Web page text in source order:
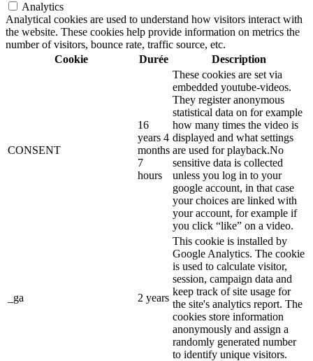
Analytics
Analytical cookies are used to understand how visitors interact with
the website. These cookies help provide information on metrics the
number of visitors, bounce rate, traffic source, etc.
Cookie
Durée Description
CONSENT
16
years 4
months
7
hours
These cookies are set via
embedded youtube-videos.
They register anonymous
statistical data on for example
how many times the video is
displayed and what settings
are used for playback.No
sensitive data is collected
unless you log in to your
google account, in that case
your choices are linked with
your account, for example if
you click “like” on a video.
_ga 2 years
This cookie is installed by
Google Analytics. The cookie
is used to calculate visitor,
session, campaign data and
keep track of site usage for
the site's analytics report. The
cookies store information
anonymously and assign a
randomly generated number
to identify unique visitors.